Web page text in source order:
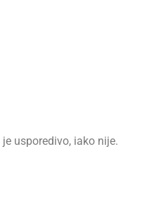
usporedivo, iako nije.